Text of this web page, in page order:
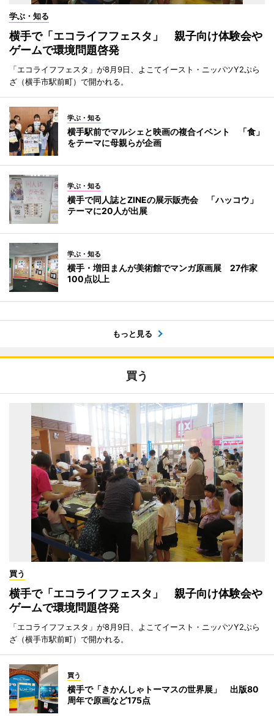
学ぶ・知る
横手で「エコライフフェスタ」 親子向け体験会や
ゲームで環境問題啓発
「エコライフフェスタ」が8月9日、よこてイースト・ニッパツY2ぷら
ざ（横手市駅前町）で開かれる。
学ぶ・知る
横手駅前でマルシェと映画の複合イベント 「食」
をテーマに母親らが企画
学ぶ・知る
横手で同人誌とZINEの展示販売会 「ハッコウ」
テーマに20人が出展
学ぶ・知る
横手・増田まんが美術館でマンガ原画展 27作家
100点以上
もっと見る
買う
買う
横手で「エコライフフェスタ」 親子向け体験会や
ゲームで環境問題啓発
「エコライフフェスタ」が8月9日、よこてイースト・ニッパツY2ぷら
ざ（横手市駅前町）で開かれる。
買う
横手で「きかんしゃトーマスの世界展」 出版80
周年で原画など175点